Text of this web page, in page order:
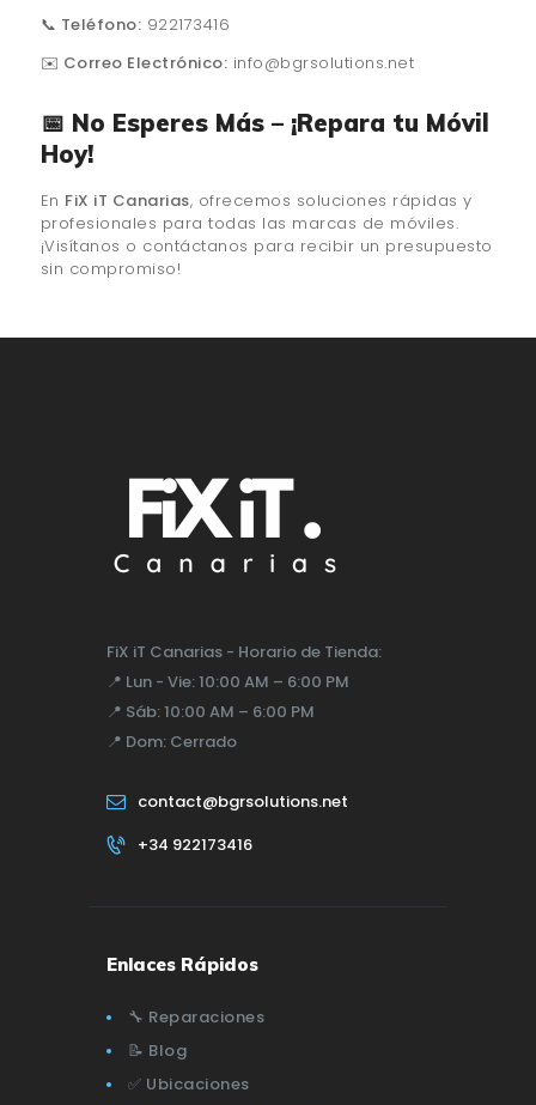
📞 Teléfono: 922173416
✉️ Correo Electrónico: info@bgrsolutions.net
📅 No Esperes Más – ¡Repara tu Móvil
Hoy!
En FiX iT Canarias, ofrecemos soluciones rápidas y
profesionales para todas las marcas de móviles.
¡Visítanos o contáctanos para recibir un presupuesto
sin compromiso!
FiX iT Canarias - Horario de Tienda:
📍 Lun - Vie: 10:00 AM – 6:00 PM
📍 Sáb: 10:00 AM – 6:00 PM
📍 Dom: Cerrado
contact@bgrsolutions.net
+34 922173416
Enlaces Rápidos
🔧 Reparaciones
📝 Blog
✅ Ubicaciones